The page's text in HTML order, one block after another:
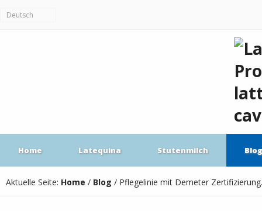
Deutsch
Home Latequina Stutenmilch Blog
Aktuelle Seite: Home / Blog / Pflegelinie mit Demeter Zertifizierung.